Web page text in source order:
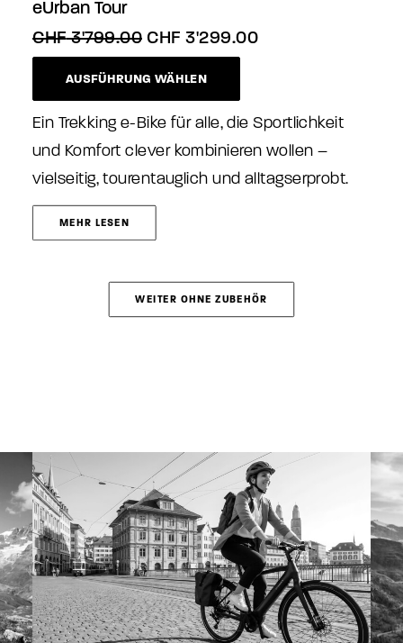
eUrban Tour
CHF3'799.00 Ursprünglicher
Preis
war:
CHF 3'799.00
CHF 3'299.00Aktueller
AUSFÜHRUNG WÄHLEN
Dieses
weist
mehrere
Varianten
auf.
Die
gewählt
Ein Trekking e-Bike für alle, die Sportlichkeit
und Komfort clever kombinieren wollen –
vielseitig, tourentauglich und alltagserprobt.
MEHR LESEN
WEITER OHNE ZUBEHÖR